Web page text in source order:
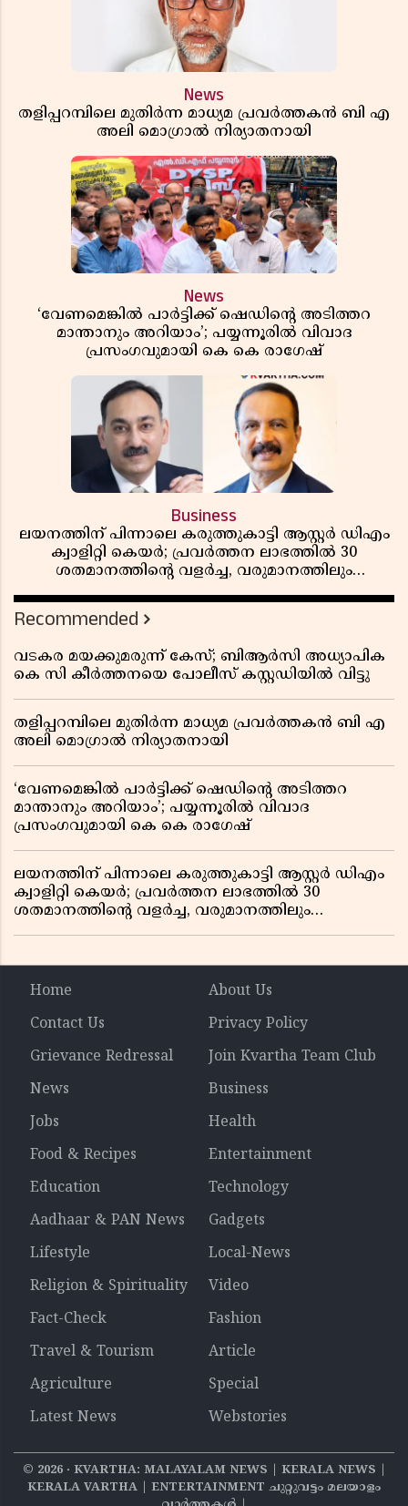
News
തളിപ്പറമ്പിലെ മുതിർന്ന മാധ്യമ പ്രവർത്തകൻ ബി എ
അലി മൊഗ്രാൽ നിര്യാതനായി
News
‘വേണമെങ്കിൽ പാർട്ടിക്ക് ഷെഡിൻ്റെ അടിത്തറ
മാന്താനും അറിയാം’; പയ്യന്നൂരിൽ വിവാദ
പ്രസംഗവുമായി കെ കെ രാഗേഷ്
Business
ലയനത്തിന് പിന്നാലെ കരുത്തുകാട്ടി ആസ്റ്റർ ഡിഎം
ക്വാളിറ്റി കെയർ; പ്രവർത്തന ലാഭത്തിൽ 30
ശതമാനത്തിൻ്റെ വളർച്ച, വരുമാനത്തിലും
റിപ്പോർട്ട് പുറത്ത്
Recommended
വടകര മയക്കുമരുന്ന് കേസ്; ബിആർസി അധ്യാപിക
കെ സി കീർത്തനയെ പോലീസ് കസ്റ്റഡിയിൽ വിട്ടു
തളിപ്പറമ്പിലെ മുതിർന്ന മാധ്യമ പ്രവർത്തകൻ ബി എ
അലി മൊഗ്രാൽ നിര്യാതനായി
‘വേണമെങ്കിൽ പാർട്ടിക്ക് ഷെഡിൻ്റെ അടിത്തറ
മാന്താനും അറിയാം’; പയ്യന്നൂരിൽ വിവാദ
പ്രസംഗവുമായി കെ കെ രാഗേഷ്
ലയനത്തിന് പിന്നാലെ കരുത്തുകാട്ടി ആസ്റ്റർ ഡിഎം
ക്വാളിറ്റി കെയർ; പ്രവർത്തന ലാഭത്തിൽ 30
ശതമാനത്തിൻ്റെ വളർച്ച, വരുമാനത്തിലും
Home
About Us
Contact Us
Privacy Policy
Grievance Redressal
Join Kvartha Team Club
News
Business
Jobs
Health
Food & Recipes
Entertainment
Education
Technology
Aadhaar & PAN News
Gadgets
Lifestyle
Local-News
Religion & Spirituality
Video
Fact-Check
Fashion
Travel & Tourism
Article
Agriculture
Special
Latest News
Webstories
© 2026‧ KVARTHA: MALAYALAM NEWS | KERALA NEWS |
KERALA VARTHA | ENTERTAINMENT ചുറ്റുവട്ടം മലയാളം